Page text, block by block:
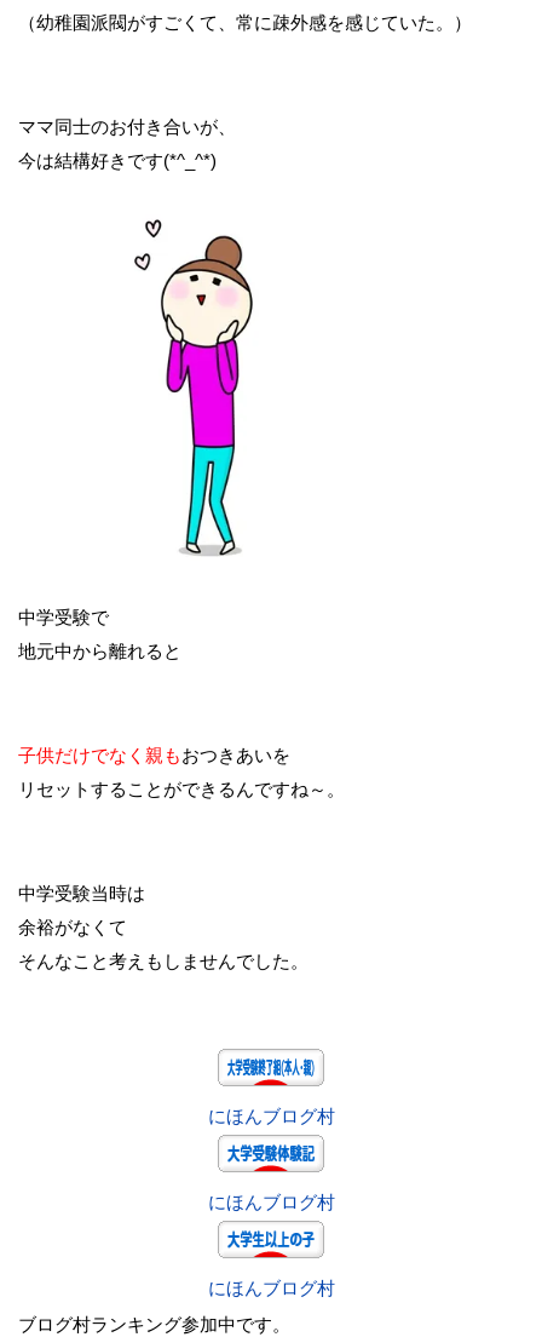
（幼稚園派閥がすごくて、常に疎外感を感じていた。）
ママ同士のお付き合いが、
今は結構好きです(*^_^*)
中学受験で
地元中から離れると
子供だけでなく親もおつきあいを
リセットすることができるんですね～。
中学受験当時は
余裕がなくて
そんなこと考えもしませんでした。
にほんブログ村
にほんブログ村
にほんブログ村
ブログ村ランキング参加中です。